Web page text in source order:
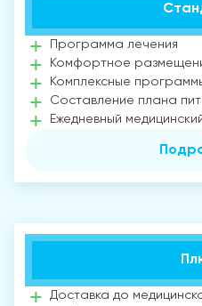
Программа лечения
Комфортное
Комплексные
Составление плана
Ежедневный
Доставка до